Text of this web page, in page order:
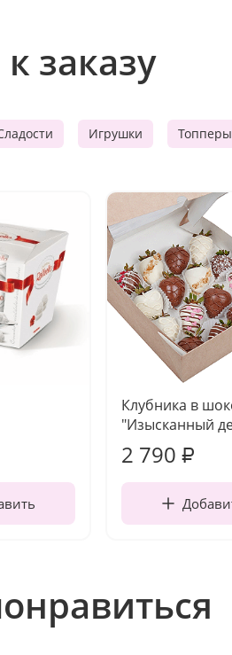
заказу
Игрушки Топперы
Клубника в
"Изысканный
2 790 ₽